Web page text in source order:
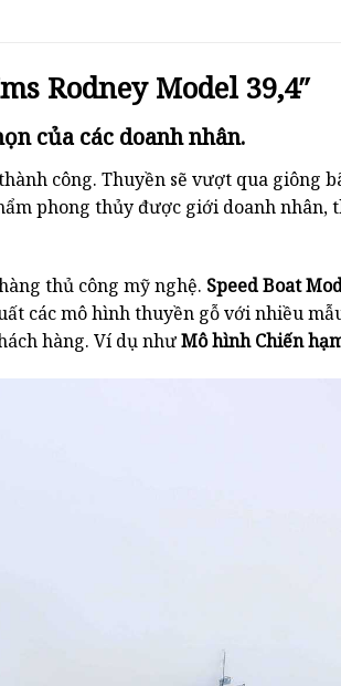
Rodney Model 39,4″
của các doanh nhân.
công. Thuyền sẽ vượt qua giông
phong thủy được giới doanh
thủ công mỹ nghệ. Speed ​​Boat
các mô hình thuyền gỗ với nhiều
hàng. Ví dụ nhưMô hình Chiến